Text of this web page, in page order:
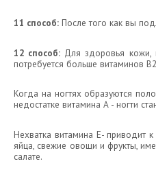
11 способ: После того как вы
12 способ: Для здоровья кожи,
потребуется больше витаминов
Когда на ногтях образуются
недостатке витамина А - ногти
Нехватка витамина Е- приводит
яйца, свежие овощи и фрукты,
салате.